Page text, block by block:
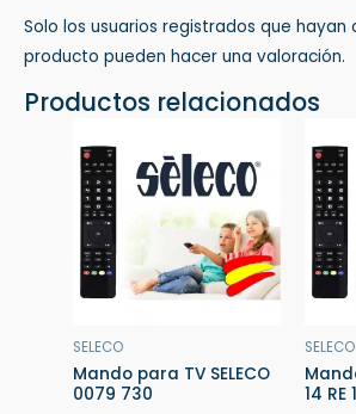
Solo los usuarios registrados que
producto pueden hacer una valoración.
Productos relacionados
SELECO
Mando para TV SELECO
0079 730
SELECO
14 RE